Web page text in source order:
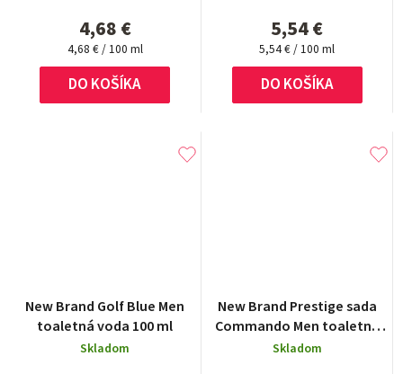
4,68 €
Jednotková
cena:
4,68 € / 100 ml
DO KOŠÍKA
5,54 €
Jednotková
cena:
5,54 € / 100 ml
DO KOŠÍKA
New Brand Golf Blue Men
toaletná voda 100 ml
Skladom
New Brand Prestige sada
Commando Men toaletná
voda 100 ml + 15 ml +
Skladom